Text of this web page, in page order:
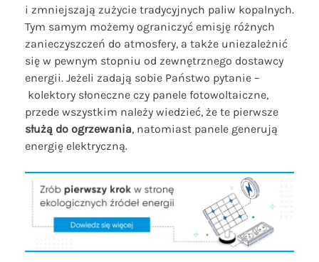
i zmniejszają zużycie tradycyjnych paliw kopalnych.
Tym samym możemy ograniczyć emisję różnych
zanieczyszczeń do atmosfery, a także uniezależnić
się w pewnym stopniu od zewnętrznego dostawcy
energii. Jeżeli zadają sobie Państwo pytanie –
kolektory słoneczne czy panele fotowoltaiczne,
przede wszystkim należy wiedzieć, że te pierwsze
służą do ogrzewania, natomiast panele generują
energię elektryczną.